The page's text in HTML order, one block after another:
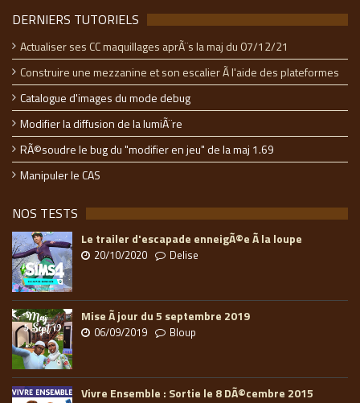
DERNIERS TUTORIELS
Actualiser ses CC maquillages aprÃ¨s la maj du 07/12/21
Construire une mezzanine et son escalier Ã l'aide des plateformes
Catalogue d'images du mode debug
Modifier la diffusion de la lumiÃ¨re
RÃ©soudre le bug du "modifier en jeu" de la maj 1.69
Manipuler le CAS
NOS TESTS
Le trailer d'escapade enneigÃ©e Ã la loupe
20/10/2020 Delise
Mise Ã jour du 5 septembre 2019
06/09/2019 Bloup
Vivre Ensemble : Sortie le 8 DÃ©cembre 2015